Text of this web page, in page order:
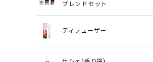
ブレンドセット
ディフューザー